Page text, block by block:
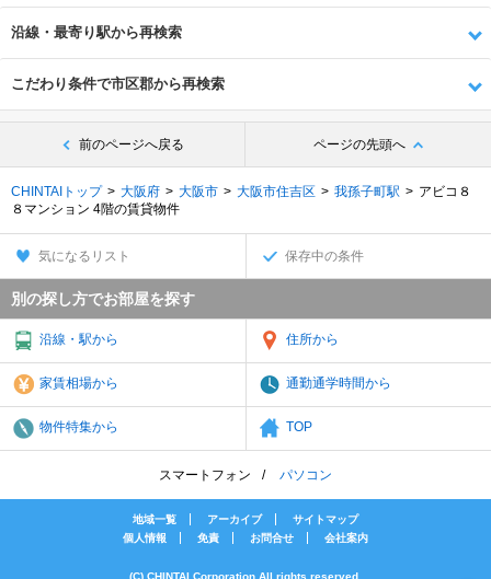
沿線・最寄り駅から再検索
こだわり条件で市区郡から再検索
前のページへ戻る ページの先頭へ
CHINTAIトップ 大阪府 大阪市 大阪市住吉区 我孫子町駅
アビコ８
８マンション 4階の賃貸物件
気になるリスト 保存中の条件
別の探し方でお部屋を探す
沿線・駅から 住所から
家賃相場から 通勤通学時間から
物件特集から TOP
スマートフォン パソコン
地域一覧 アーカイブ
サイトマップ
個人情報
免責 お問合せ 会社案内